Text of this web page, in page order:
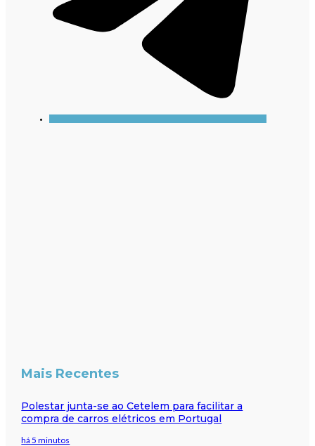
Mais Recentes
Polestar junta-se ao Cetelem para facilitar a
compra de carros elétricos em Portugal
há 5 minutos